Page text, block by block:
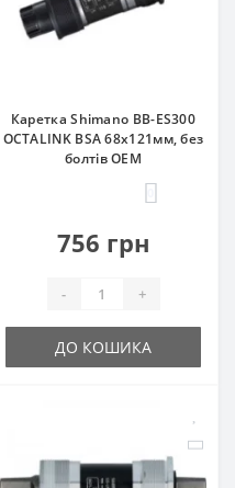
Каретка Shimano BB-ES300
OCTALINK BSA 68x121мм, без
болтів OEM
756 грн
- +
ДО КОШИКА